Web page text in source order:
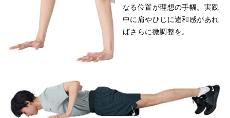
なる位置が理想の手幅。実践
中に肩やひじに違和感があれ
ばさらに微調整を。